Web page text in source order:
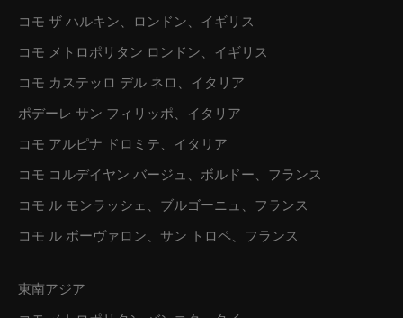
コモ ザ ハルキン、ロンドン、イギリス
コモ メトロポリタン ロンドン、イギリス
コモ カステッロ デル ネロ、イタリア
ポデーレ サン フィリッポ、イタリア
コモ アルピナ ドロミテ、イタリア
コモ コルデイヤン バージュ、ボルドー、フランス
コモ ル モンラッシェ、ブルゴーニュ、フランス
コモ ル ボーヴァロン、サン トロペ、フランス
東南アジア